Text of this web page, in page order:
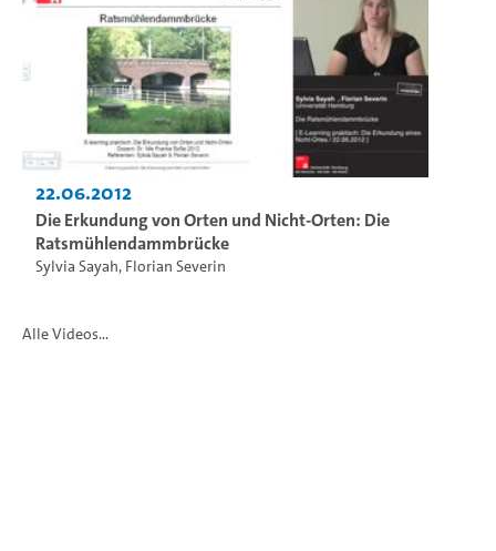
22.06.2012
Die Erkundung von Orten und Nicht-Orten: Die
Ratsmühlendammbrücke
Sylvia Sayah, Florian Severin
Alle Videos...